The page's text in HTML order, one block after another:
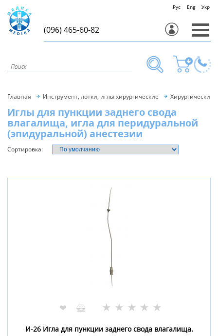
Рус Eng Укр
(096) 465-60-82
Главная Инструмент, лотки, иглы хирургические
Иглы для пункции заднего свода
влагалища, игла для перидуральной
(эпидуральной) анестезии
Сортировка:
❤ ★ ★ ★ ★ ★
И-26 Игла для пункции заднего свода влагалища.